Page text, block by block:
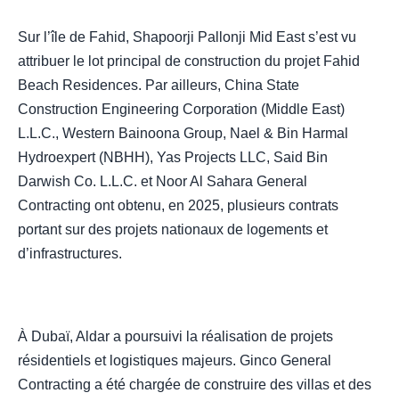
Sur l’île de Fahid, Shapoorji Pallonji Mid East s’est vu
attribuer le lot principal de construction du projet Fahid
Beach Residences. Par ailleurs, China State
Construction Engineering Corporation (Middle East)
L.L.C., Western Bainoona Group, Nael & Bin Harmal
Hydroexpert (NBHH), Yas Projects LLC, Said Bin
Darwish Co. L.L.C. et Noor Al Sahara General
Contracting ont obtenu, en 2025, plusieurs contrats
portant sur des projets nationaux de logements et
d’infrastructures.
À Dubaï, Aldar a poursuivi la réalisation de projets
résidentiels et logistiques majeurs. Ginco General
Contracting a été chargée de construire des villas et des